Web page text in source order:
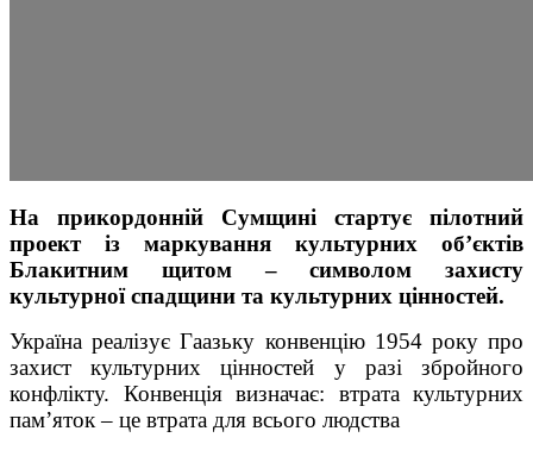
На прикордонній Сумщині стартує пілотний
проект із маркування культурних об’єктів
Блакитним щитом – символом захисту
культурної спадщини та культурних цінностей.
Україна реалізує Гаазьку конвенцію 1954 року про
захист культурних цінностей у разі збройного
конфлікту. Конвенція визначає: втрата культурних
пам’яток – це втрата для всього людства